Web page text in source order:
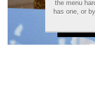
the menu
has one, or
Privacidad